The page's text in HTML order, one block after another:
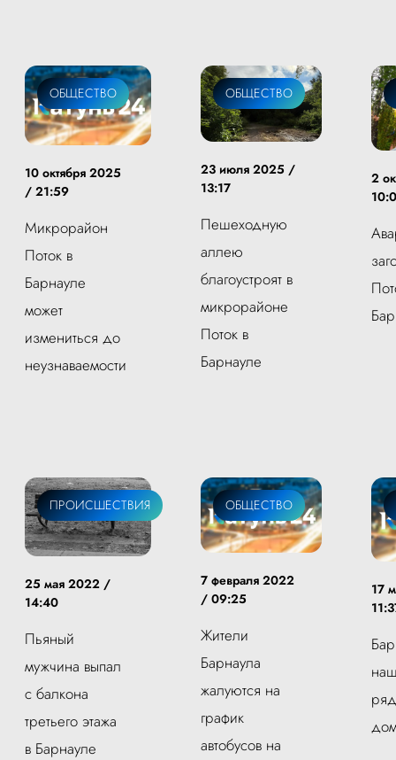
ОБЩЕСТВО
10 октября 2025
/ 21:59
Микрорайон
Поток в
Барнауле
может
измениться до
неузнаваемости
ОБЩЕСТВО
23 июля 2025 /
13:17
Пешеходную
аллею
благоустроят в
микрорайоне
Поток в
Барнауле
2
ПРОИСШЕСТВИЯ
25 мая 2022 /
14:40
Пьяный
мужчина выпал
с балкона
третьего этажа
в Барнауле
ОБЩЕСТВО
7 февраля 2022
/ 09:25
Жители
Барнаула
жалуются на
график
автобусов на
17